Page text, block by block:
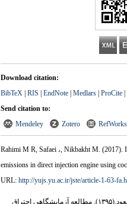
Download citation:
BibTeX|RIS|EndNote|Medlars|
Send citation to:
Mendeley
Zotero
Rahimi M R, Safaei ،, Nikbakht M.
emissions in direct injection engine
URL:http://yujs.yu.ac.ir/jste/article-1-63-
(۱۳۹۵).
مطالعه آزمایشگاهی احتراق